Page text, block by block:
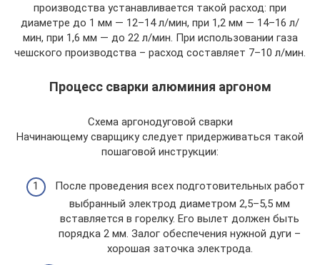
производства устанавливается такой расход: при
диаметре до 1 мм — 12–14 л/мин, при 1,2 мм — 14–16 л/
мин, при 1,6 мм — до 22 л/мин. При использовании газа
чешского производства – расход составляет 7–10 л/мин.
Процесс сварки алюминия аргоном
Схема аргонодуговой сварки
Начинающему сварщику следует придерживаться такой
пошаговой инструкции:
После проведения всех подготовительных работ
выбранный электрод диаметром 2,5–5,5 мм
вставляется в горелку. Его вылет должен быть
порядка 2 мм. Залог обеспечения нужной дуги –
хорошая заточка электрода.